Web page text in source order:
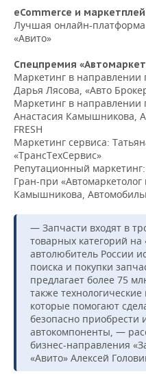
ВОЛЕЙБОЛ
КИБЕРСПОРТ
ФИГУРНОЕ КАТАНИЕ
ВОДНЫЕ ВИДЫ СПОРТА
ХОККЕЙ С МЯЧОМ
ИСТОРИЯ
КУЛЬТУРА
МЕДИЦИНА
ОБРАЗОВАНИЕ
ПРОИСШЕСТВИЯ
СПИСОК ПЕРСОН
СПИСОК КОМПАНИЙ
ПОЛНАЯ ВЕРСИЯ
eCommerce и
Лучшая онлайн-
«Авито»
Спецпремия
Маркетинг в
Дарья Лясова, «Авто
Маркетинг в направлении
Анастасия Камышникова,
FRESH
Маркетинг сервиса:
«ТрансТехСервис»
Репутационный
Гран-при «Автомаркетолог
Камышникова,
— Запчасти входят в
товарных категорий
автолюбитель России
поиска и покупки
предлагает более 75
также
которые помогают
безопасно приобрести
автокомпоненты, —
бизнес-направления
«Авито» Алексей